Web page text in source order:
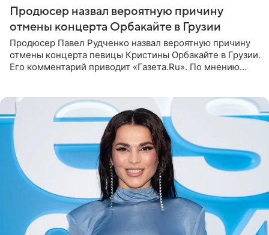
Продюсер назвал вероятную причину
отмены концерта Орбакайте в Грузии
Продюсер Павел Рудченко назвал вероятную причину
отмены концерта певицы Кристины Орбакайте в Грузии.
Его комментарий приводит «Газета.Ru». По мнению